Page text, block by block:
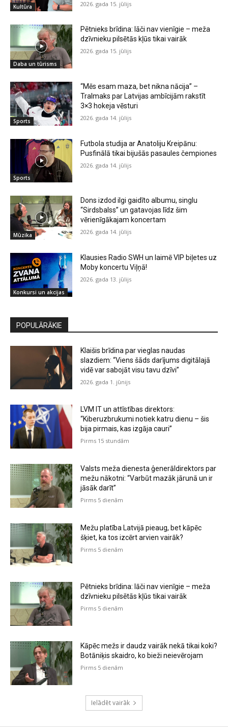
Kultūra 2026. gada 15. jūlijs
Daba un tūrisms
Pētnieks brīdina: lāči nav vienīgie – meža
dzīvnieku pilsētās kļūs tikai vairāk
2026. gada 15. jūlijs
Sports
“Mēs esam maza, bet nikna nācija” –
Tralmaks par Latvijas ambīcijām rakstīt
3×3 hokeja vēsturi
2026. gada 14. jūlijs
Sports
Futbola studija ar Anatoliju Kreipānu:
Pusfinālā tikai bijušās pasaules čempiones
2026. gada 14. jūlijs
Mūzika
Dons izdod ilgi gaidīto albumu, singlu
“Sirdsbalss” un gatavojas līdz šim
vērienīgākajam koncertam
2026. gada 14. jūlijs
Konkursi un akcijas
Klausies Radio SWH un laimē VIP biļetes uz
Moby koncertu Viļņā!
2026. gada 13. jūlijs
POPULĀRĀKIE
Klaišis brīdina par vieglas naudas
slazdiem: “Viens šāds darījums digitālajā
vidē var sabojāt visu tavu dzīvi”
2026. gada 1. jūnijs
LVM IT un attīstības direktors:
“Kiberuzbrukumi notiek katru dienu – šis
bija pirmais, kas izgāja cauri”
Pirms 15 stundām
Valsts meža dienesta ģenerāldirektors par
mežu nākotni: “Varbūt mazāk jārunā un ir
jāsāk darīt”
Pirms 5 dienām
Mežu platība Latvijā pieaug, bet kāpēc
šķiet, ka tos izcērt arvien vairāk?
Pirms 5 dienām
Pētnieks brīdina: lāči nav vienīgie – meža
dzīvnieku pilsētās kļūs tikai vairāk
Pirms 5 dienām
Kāpēc mežs ir daudz vairāk nekā tikai koki?
Botāniķis skaidro, ko bieži neievērojam
Pirms 5 dienām
Ielādēt vairāk